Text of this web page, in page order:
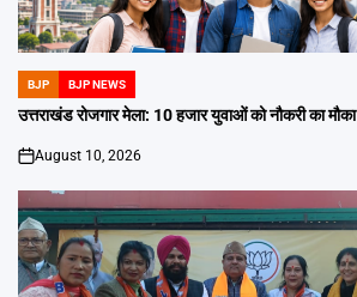
POSTED
IN
BJP BJP NEWS
उत्तराखंड रोजगार मेला: 10 हजार युवाओं को नौकरी का मौका
on
August 10, 2026